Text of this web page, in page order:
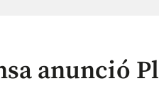
anunció